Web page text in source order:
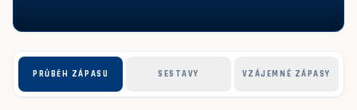
PRŮBĚH ZÁPASU SESTAVY VZÁJEMNÉ ZÁPASY